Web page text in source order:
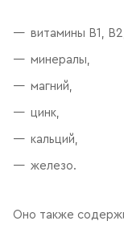
витамины В1,
минералы,
магний,
цинк,
кальций,
железо.
Оно также